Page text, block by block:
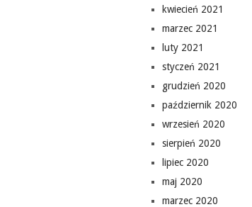
kwiecień 2021
marzec 2021
luty 2021
styczeń 2021
grudzień 2020
październik 2020
wrzesień 2020
sierpień 2020
lipiec 2020
maj 2020
marzec 2020